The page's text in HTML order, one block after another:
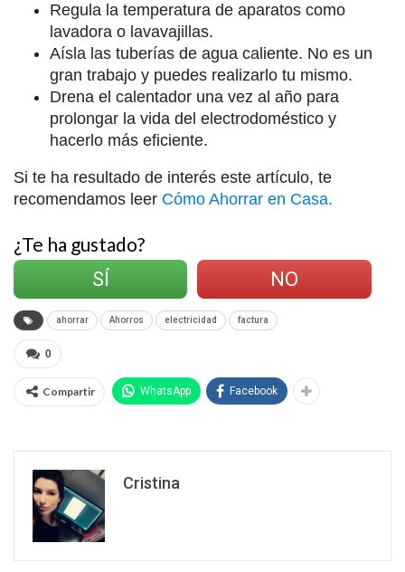
Regula la temperatura de aparatos como
lavadora o lavavajillas.
Aísla las tuberías de agua caliente. No es un
gran trabajo y puedes realizarlo tu mismo.
Drena el calentador una vez al año para
prolongar la vida del electrodoméstico y
hacerlo más eficiente.
Si te ha resultado de interés este artículo, te
recomendamos leer Cómo Ahorrar en Casa.
¿Te ha gustado?
SÍ
NO
ahorrar Ahorros electricidad factura
0
Compartir WhatsApp Facebook
Cristina